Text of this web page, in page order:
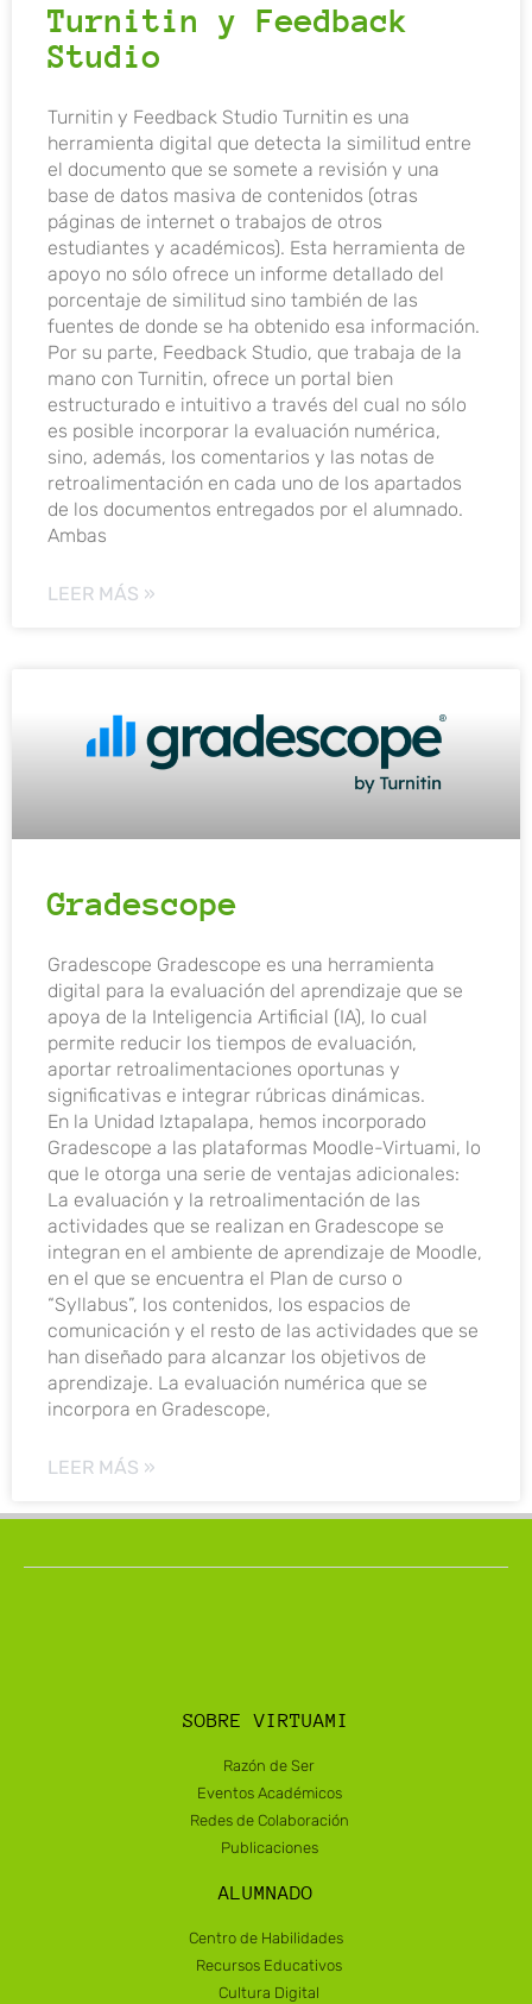
Turnitin y Feedback
Studio
Turnitin y Feedback Studio Turnitin es una
herramienta digital que detecta la similitud entre
el documento que se somete a revisión y una
base de datos masiva de contenidos (otras
páginas de internet o trabajos de otros
estudiantes y académicos). Esta herramienta de
apoyo no sólo ofrece un informe detallado del
porcentaje de similitud sino también de las
fuentes de donde se ha obtenido esa información.
Por su parte, Feedback Studio, que trabaja de la
mano con Turnitin, ofrece un portal bien
estructurado e intuitivo a través del cual no sólo
es posible incorporar la evaluación numérica,
sino, además, los comentarios y las notas de
retroalimentación en cada uno de los apartados
de los documentos entregados por el alumnado.
Ambas
LEER MÁS »
Gradescope
Gradescope Gradescope es una herramienta
digital para la evaluación del aprendizaje que se
apoya de la Inteligencia Artificial (IA), lo cual
permite reducir los tiempos de evaluación,
aportar retroalimentaciones oportunas y
significativas e integrar rúbricas dinámicas.
En la Unidad Iztapalapa, hemos incorporado
Gradescope a las plataformas Moodle-Virtuami, lo
que le otorga una serie de ventajas adicionales:
La evaluación y la retroalimentación de las
actividades que se realizan en Gradescope se
integran en el ambiente de aprendizaje de Moodle,
en el que se encuentra el Plan de curso o
“Syllabus”, los contenidos, los espacios de
comunicación y el resto de las actividades que se
han diseñado para alcanzar los objetivos de
aprendizaje. La evaluación numérica que se
incorpora en Gradescope,
LEER MÁS »
SOBRE VIRTUAMI
Razón de Ser
Eventos Académicos
Redes de Colaboración
Publicaciones
ALUMNADO
Centro de Habilidades
Recursos Educativos
Cultura Digital